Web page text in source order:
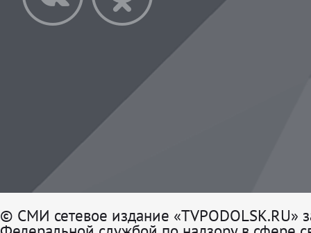
© СМИ сетевое издание «TVPODOLSK.RU»